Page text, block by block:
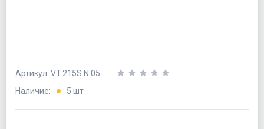
Артикул: VT.215S.N.05
Наличие:
5 шт